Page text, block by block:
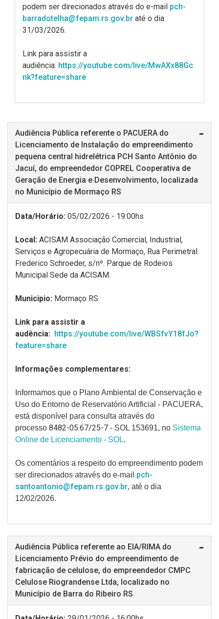
podem ser direcionados através do e-mail pch-
barradotelha@fepam.rs.gov.br até o dia
31/03/2026.
Link para assistir a
audiência: https://youtube.com/live/MwAXx88Gc
nk?feature=share
Audiência Pública referente o PACUERA do
Licenciamento de Instalação do empreendimento
pequena central hidrelétrica PCH Santo Antônio do
Jacuí, do empreendedor COPREL Cooperativa de
Geração de Energia e Desenvolvimento, localizada
no Município de Mormaço RS
Data/Horário: 05/02/2026 - 19:00hs
Local: ACISAM Associação Comercial, Industrial,
Serviços e Agropecuária de Mormaço, Rua Perimetral
Frederico Schroeder, s/nº. Parque de Rodeios
Municipal Sede da ACISAM.
Municipio: Mormaço RS
Link para assistir a
audência: https://youtube.com/live/WBSfvY18fJo?
feature=share
Informações complementares:
Informamos que o Plano Ambiental de Conservação e
Uso do Entorno de Reservatório Artificial - PACUERA,
está disponível para consulta através do
processo 8482-05.67/25-7 - SOL 153691, no Sistema
Online de Licenciamento - SOL.
Os comentários a respeito do empreendimento podem
ser direcionados através do e-mail pch-
santoantonio@fepam.rs.gov.br, até o dia
12/02/2026.
Audiência Pública referente ao EIA/RIMA do
Licenciamento Prévio do empreendimento de
fabricação de celulose, do empreendedor CMPC
Celulose Riograndense Ltda, localizado no
Município de Barra do Ribeiro RS